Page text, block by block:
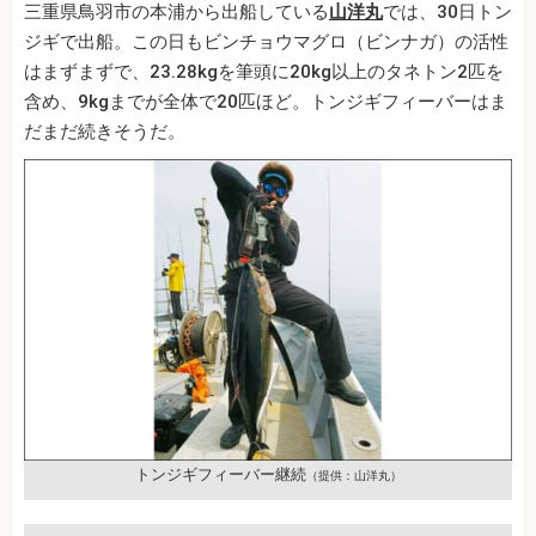
三重県鳥羽市の本浦から出船している山洋丸では、30日トン
ジギで出船。この日もビンチョウマグロ（ビンナガ）の活性
はまずまずで、23.28kgを筆頭に20kg以上のタネトン2匹を
含め、9kgまでが全体で20匹ほど。トンジギフィーバーはま
だまだ続きそうだ。
トンジギフィーバー継続（提供：山洋丸）